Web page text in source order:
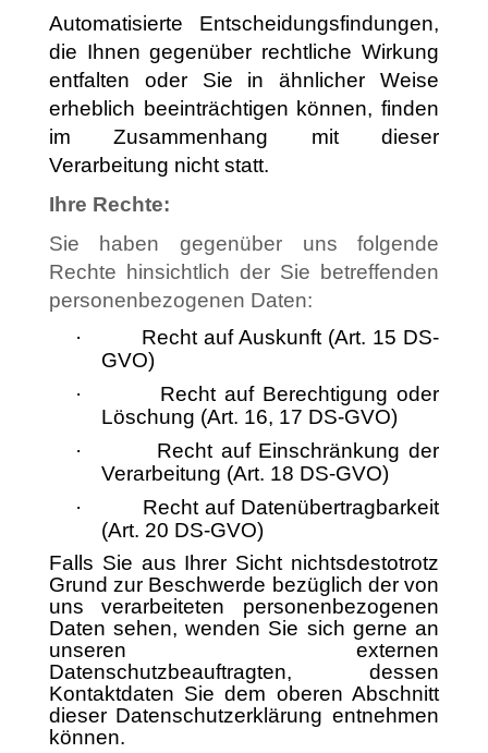
Automatisierte Entscheidungsfindungen,
die Ihnen gegenüber rechtliche Wirkung
entfalten oder Sie in ähnlicher Weise
erheblich beeinträchtigen können, finden
im Zusammenhang mit dieser
Verarbeitung nicht statt.
Ihre Rechte:
Sie haben gegenüber uns folgende
Rechte hinsichtlich der Sie betreffenden
personenbezogenen Daten:
·
Recht auf Auskunft (Art. 15 DS-
GVO)
·
Recht auf Berechtigung oder
Löschung (Art. 16, 17 DS-GVO)
·
Recht auf Einschränkung der
Verarbeitung (Art. 18 DS-GVO)
·
Recht auf Datenübertragbarkeit
(Art. 20 DS-GVO)
Falls Sie aus Ihrer Sicht nichtsdestotrotz
Grund zur Beschwerde bezüglich der von
uns verarbeiteten personenbezogenen
Daten sehen, wenden Sie sich gerne an
unseren externen
Datenschutzbeauftragten, dessen
Kontaktdaten Sie dem oberen Abschnitt
dieser Datenschutzerklärung entnehmen
können.